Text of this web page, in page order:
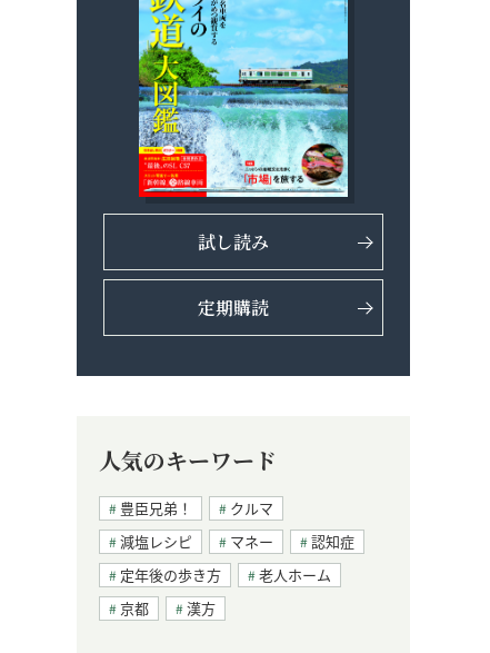
試し読み
定期購読
人気のキーワード
豊臣兄弟！
クルマ
減塩レシピ
マネー
認知症
定年後の歩き方
老人ホーム
京都
漢方